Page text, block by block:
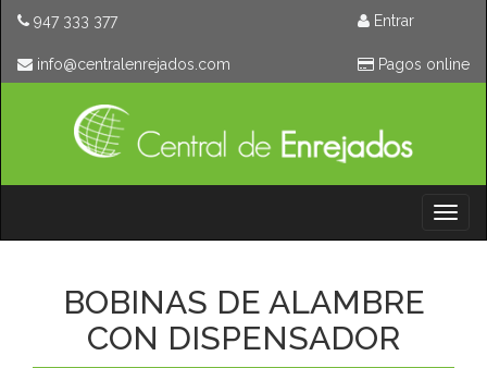
947 333 377
moc.sodajernelartnec@ofni
Entrar
Pagos online
BOBINAS DE ALAMBRE
CON DISPENSADOR